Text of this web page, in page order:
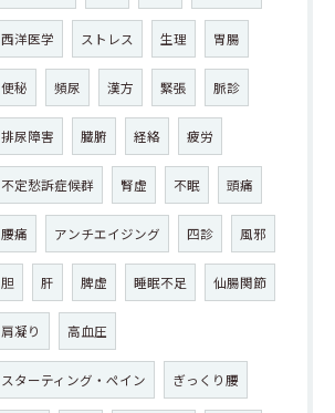
西洋医学 ストレス 生理 胃腸
便秘 頻尿 漢方 緊張 脈診
排尿障害 臓腑 経絡 疲労
不定愁訴症候群 腎虚 不眠 頭痛
腰痛 アンチエイジング 四診 風邪
胆 肝 脾虚 睡眠不足 仙腸関節
肩凝り 高血圧
スターティング・ペイン ぎっくり腰